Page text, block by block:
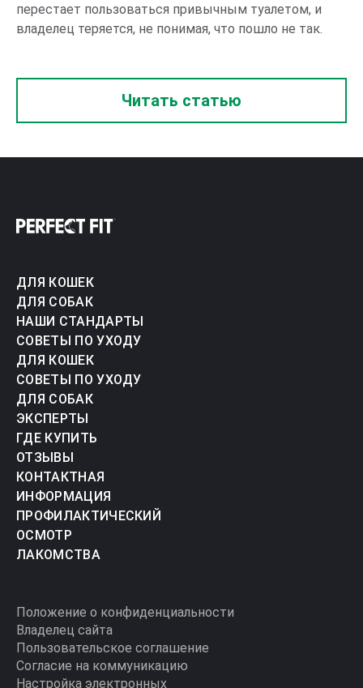
перестает пользоваться привычным туалетом, и
владелец теряется, не понимая, что пошло не так.
Читать статью
ДЛЯ КОШЕК
ДЛЯ СОБАК
НАШИ СТАНДАРТЫ
СОВЕТЫ ПО УХОДУ
ДЛЯ КОШЕК
СОВЕТЫ ПО УХОДУ
ДЛЯ СОБАК
ЭКСПЕРТЫ
ГДЕ КУПИТЬ
ОТЗЫВЫ
КОНТАКТНАЯ
ИНФОРМАЦИЯ
ПРОФИЛАКТИЧЕСКИЙ
ОСМОТР
ЛАКОМСТВА
Положение о конфиденциальности
Владелец сайта
Пользовательское соглашение
Согласие на коммуникацию
Настройка электронных